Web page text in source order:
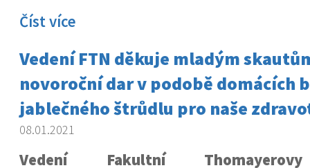
Číst více
Vedení FTN děkuje mladým
novoroční dar v podobě domácích
jablečného štrůdlu pro naše
08.01.2021
Vedení Fakultní Thomayerovy